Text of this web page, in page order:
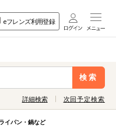
eフレンズ利用登録
検索
目的
から探す
詳細検索
に条件を指定しなくて
次回予定検索
イパン・鍋など